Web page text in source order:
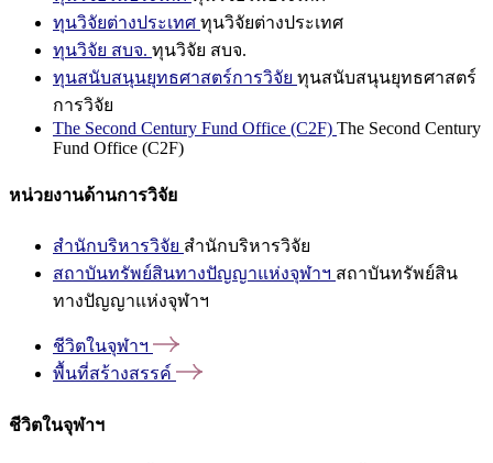
ทุนวิจัยต่างประเทศ ทุนวิจัยต่างประเทศ
ทุนวิจัย สบจ. ทุนวิจัย สบจ.
ทุนสนับสนุนยุทธศาสตร์การวิจัย ทุนสนับสนุนยุทธศาสตร์
การวิจัย
The Second Century Fund Office (C2F) The Second Century
Fund Office (C2F)
หน่วยงานด้านการวิจัย
สำนักบริหารวิจัย สำนักบริหารวิจัย
สถาบันทรัพย์สินทางปัญญาแห่งจุฬาฯ สถาบันทรัพย์สิน
ทางปัญญาแห่งจุฬาฯ
ชีวิตในจุฬาฯ
พื้นที่สร้างสรรค์
ชีวิตในจุฬาฯ